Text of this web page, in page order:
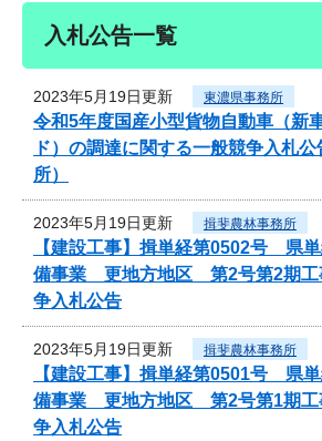
入札公告一覧
2023年5月19日更新 東濃県事務所
令和5年度国産小型貨物自動車（新
ド）の調達に関する一般競争入札
所）
2023年5月19日更新 揖斐農林事務所
【建設工事】揖単経第0502号 県
備事業 更地方地区 第2号第2期工
争入札公告
2023年5月19日更新 揖斐農林事務所
【建設工事】揖単経第0501号 県
備事業 更地方地区 第2号第1期工
争入札公告